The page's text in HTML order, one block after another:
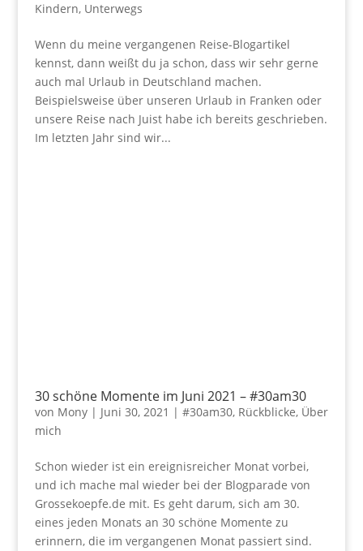
Kindern, Unterwegs
Wenn du meine vergangenen Reise-Blogartikel
kennst, dann weißt du ja schon, dass wir sehr gerne
auch mal Urlaub in Deutschland machen.
Beispielsweise über unseren Urlaub in Franken oder
unsere Reise nach Juist habe ich bereits geschrieben.
Im letzten Jahr sind wir...
30 schöne Momente im Juni 2021 – #30am30
von Mony| Juni 30, 2021 | #30am30, Rückblicke, Über
mich
Schon wieder ist ein ereignisreicher Monat vorbei,
und ich mache mal wieder bei der Blogparade von
Grossekoepfe.de mit. Es geht darum, sich am 30.
eines jeden Monats an 30 schöne Momente zu
erinnern, die im vergangenen Monat passiert sind.